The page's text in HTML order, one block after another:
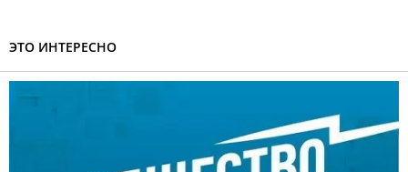
ЭТО ИНТЕРЕСНО